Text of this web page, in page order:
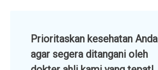
Prioritaskan kesehatan Anda
agar segera ditangani oleh